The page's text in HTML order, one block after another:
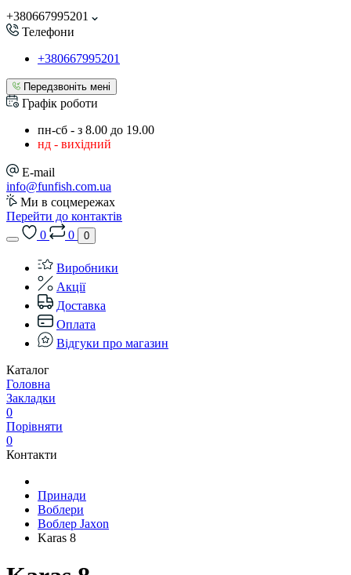
+380667995201
Телефони
+380667995201
Передзвоніть мені
Графік роботи
пн-сб - з 8.00 до 19.00
нд - вихідний
E-mail
info@funfish.com.ua
Ми в соцмережах
Перейти до контактів
0
0 0
Виробники
Акції
Доставка
Оплата
Відгуки про магазин
Каталог
Головна
Закладки
0
Порівняти
0
Контакти
Принади
Воблери
Воблер Jaxon
Karas 8